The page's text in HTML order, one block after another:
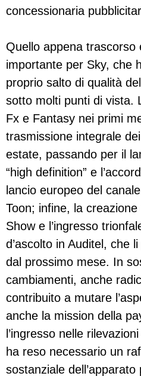
concessionaria
Quello appena
importante per Sky, che
proprio salto di qualità
sotto molti punti di vista.
Fx e Fantasy nei primi
trasmissione integrale
estate, passando per il
“high definition” e
lancio europeo del
Toon; infine, la
Show e l’ingresso
d’ascolto in Auditel, che
dal prossimo mese. In
cambiamenti, anche
contribuito a mutare
anche la mission della
l’ingresso nelle
ha reso necessario un
sostanziale dell’apparato